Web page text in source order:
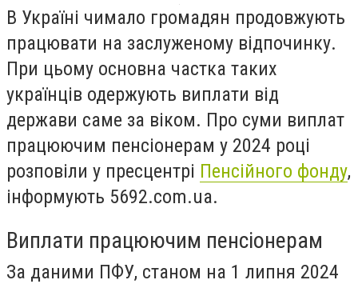
В Україні чимало громадян продовжують
працювати на заслуженому відпочинку.
При цьому основна частка таких
українців одержують виплати від
держави саме за віком. Про суми виплат
працюючим пенсіонерам у 2024 році
розповіли у пресцентрі Пенсійного фонду,
інформують 5692.com.ua.
Виплати працюючим пенсіонерам
За даними ПФУ, станом на 1 липня 2024